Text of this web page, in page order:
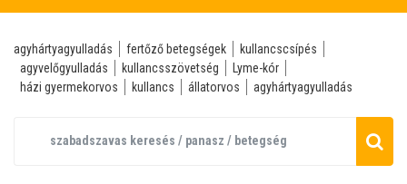
agyhártyagyulladás fertőző betegségek
kullancscsípés
agyvelőgyulladás
kullancsszövetség
Lyme-kór
házi gyermekorvos
kullancs állatorvos agyhártyagyulladás